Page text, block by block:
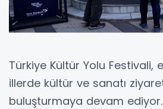
Türkiye Kültür Yolu Festivali,
illerde kültür ve sanatı
buluşturmaya devam ediyor.